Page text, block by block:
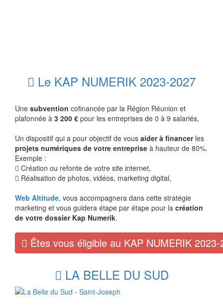
Le KAP NUMERIK 2023-2027
Une subvention cofinancée par la Région Réunion et
plafonnée à 3 200 € pour les entreprises de 0 à 9 salariés,
Un dispositif qui a pour objectif de vous aider à financerles
projets numériques de votre entreprise à hauteur de 80%.
Exemple :
Création ou refonte de votre site internet,
Réalisation de photos, vidéos, marketing digital,
Web Altitude, vous accompagnera dans cette stratégie
marketing et vous guidera étape par étape pour la création
de votre dossier Kap Numerik.
Êtes vous éligible au KAP NUMERIK
LA BELLE DU SUD